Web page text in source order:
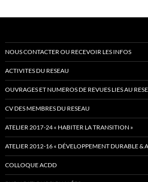
NOUS CONTACTER OU RECEVOIR LES INFOS
ACTIVITES DU RESEAU
OUVRAGES ET NUMEROS DE REVUES LIES AU
CV DES MEMBRES DU RESEAU
ATELIER 2017-24 « HABITER LA TRANSITION »
ATELIER 2012-16 « DÉVELOPPEMENT DURABLE &
COLLOQUE ACDD